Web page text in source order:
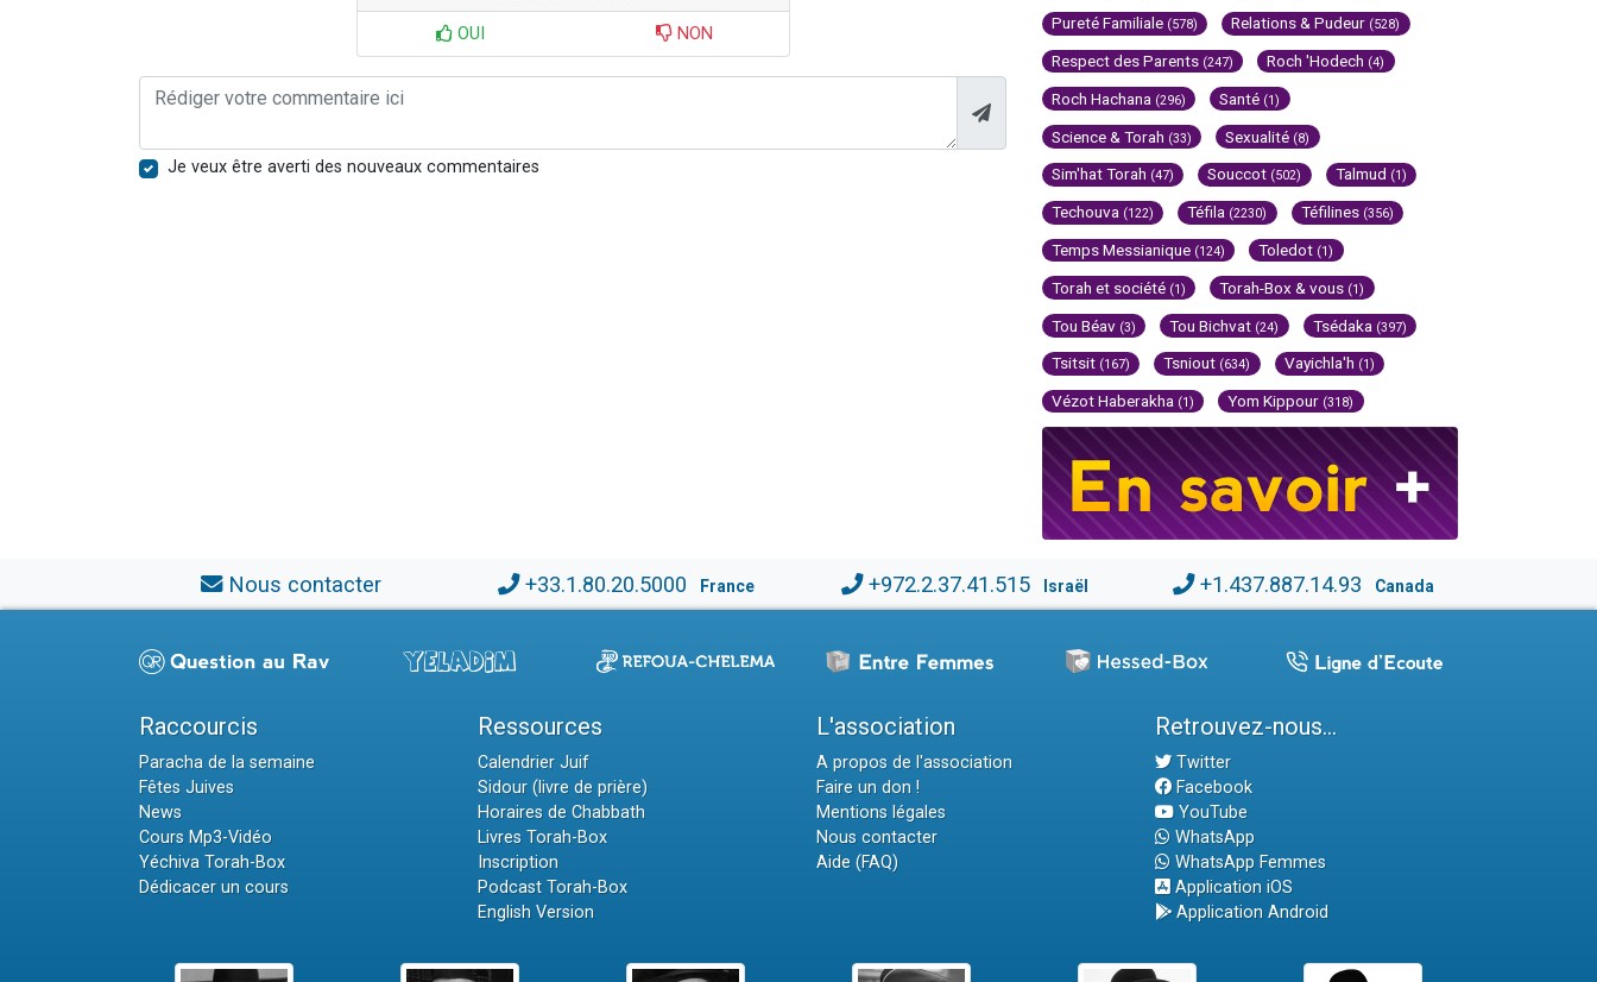
OUI NON
Je veux être averti des nouveaux commentaires
Pureté Familiale (578) Relations & Pudeur (528)
Respect des Parents (247) Roch 'Hodech (4)
Roch Hachana (296) Santé (1)
Science & Torah (33) Sexualité (8)
Sim'hat Torah (47) Souccot (502) Talmud (1)
Techouva (122) Téfila (2230) Téfilines (356)
Temps Messianique (124) Toledot (1)
Torah et société (1) Torah-Box & vous (1)
Tou Béav (3) Tou Bichvat (24) Tsédaka (397)
Tsitsit (167) Tsniout (634) Vayichla'h (1)
Vézot Haberakha (1) Yom Kippour (318)
Nous contacter +33.1.80.20.5000 France +972.2.37.41.515 Israël +1.437.887.14.93 Canada
Raccourcis
Paracha de la semaine
Fêtes Juives
News
Cours Mp3-Vidéo
Yéchiva Torah-Box
Dédicacer un cours
Ressources
Calendrier Juif
Sidour (livre de prière)
Horaires de Chabbath
Livres Torah-Box
Inscription
Podcast Torah-Box
English Version
L'association
A propos de l'association
Faire un don !
Mentions légales
Nous contacter
Aide (FAQ)
Retrouvez-nous...
Twitter
Facebook
YouTube
WhatsApp
WhatsApp Femmes
Application iOS
Application Android